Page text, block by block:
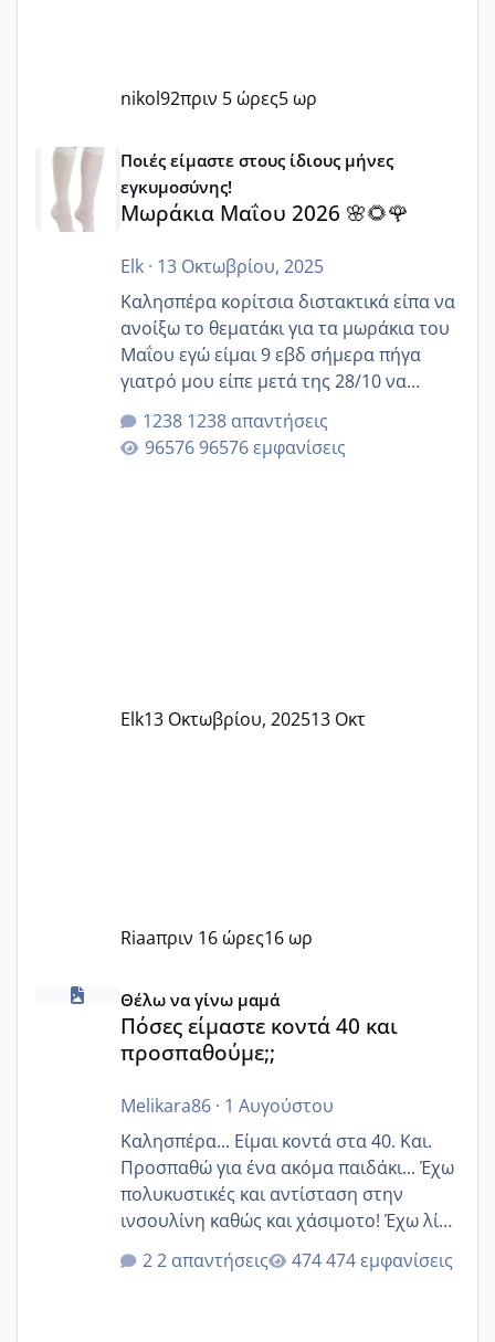
nikol92πριν 5 ώρες5 ωρ
Μωράκια Μαΐου 2026 🌸🌻🌹
Ποιές είμαστε στους ίδιους μήνες
εγκυμοσύνης!
Μωράκια Μαΐου 2026 🌸🌻🌹
Elk· 13 Οκτωβρίου, 2025
Καλησπέρα κορίτσια διστακτικά είπα να
ανοίξω το θεματάκι για τα μωράκια του
Μαΐου εγώ είμαι 9 εβδ σήμερα πήγα
γιατρό μου είπε μετά της 28/10 να
κλείσω ραντεβού για την αυχενική είναι
καμιά άλλη κοπέλα να γεννάει Μάιο ;;
1238 απαντήσεις
96576 εμφανίσεις
Elk13 Οκτωβρίου, 202513 Οκτ
Riaaπριν 16 ώρες16 ωρ
Πόσες είμαστε κοντά 40 και προσπαθούμε;;
Θέλω να γίνω μαμά
Πόσες είμαστε κοντά 40 και
προσπαθούμε;;
Melikara86· 1 Αυγούστου
Καλησπέρα... Είμαι κοντά στα 40. Και.
Προσπαθώ για ένα ακόμα παιδάκι... Έχω
πολυκυστικές και αντίσταση στην
ινσουλίνη καθώς και χάσιμοτο! Έχω λίγα
κιλά παραπάνω και όσο κ αν προσπαθώ
δεν χάνω εύκολα! Προσπαθώ για ακόμη
2 απαντήσεις 474 εμφανίσεις